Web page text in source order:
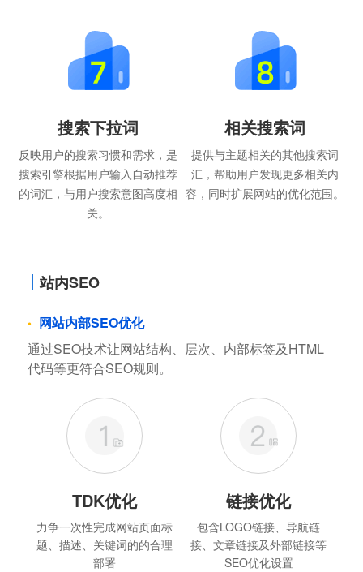
搜索下拉词
反映用户的搜索习惯和需求，是
搜索引擎根据用户输入自动推荐
的词汇，与用户搜索意图高度相
关。
相关搜索词
提供与主题相关的其他搜索词
汇，帮助用户发现更多相关内
容，同时扩展网站的优化范围。
站内SEO
网站内部SEO优化
通过SEO技术让网站结构、层次、内部标签及HTML
代码等更符合SEO规则。
TDK优化
力争一次性完成网站页面标
题、描述、关键词的的合理
部署
链接优化
包含LOGO链接、导航链
接、文章链接及外部链接等
SEO优化设置